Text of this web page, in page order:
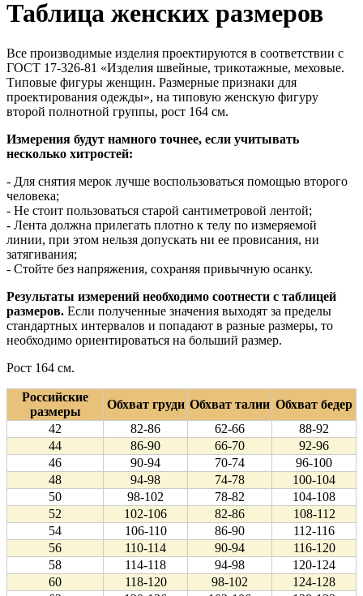
Таблица женских размеров
Все производимые изделия проектируются в соответствии с
ГОСТ 17-326-81 «Изделия швейные, трикотажные, меховые.
Типовые фигуры женщин. Размерные признаки для
проектирования одежды», на типовую женскую фигуру
второй полнотной группы, рост 164 см.
Измерения будут намного точнее, если учитывать
несколько хитростей:
- Для снятия мерок лучше воспользоваться помощью второго
человека;
- Не стоит пользоваться старой сантиметровой лентой;
- Лента должна прилегать плотно к телу по измеряемой
линии, при этом нельзя допускать ни ее провисания, ни
затягивания;
- Стойте без напряжения, сохраняя привычную осанку.
Результаты измерений необходимо соотнести с таблицей
размеров. Если полученные значения выходят за пределы
стандартных интервалов и попадают в разные размеры, то
необходимо ориентироваться на больший размер.
Рост 164 см.
Российские
размеры
Обхват груди Обхват талии Обхват бедер
42
82-86 62-66
88-92
44
86-90 66-70
92-96
46
90-94 70-74
96-100
48
94-98 74-78
100-104
50
98-102 78-82
104-108
52
102-106 82-86
108-112
54
106-110 86-90
112-116
56
110-114 90-94
116-120
58
114-118 94-98
120-124
60
118-120 98-102
124-128